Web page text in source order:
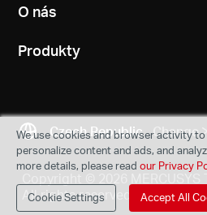
Store and Forward
127 x 60.3 x 22 mm
8 10/100/1000Mbps Ports,
Auto-MDI/MDIX
External Power Supply
9V/0.6A
O nás
Produkty
Czech Republic Change
All rights reserved.
We use cookies and browser activity
personalize content and ads, and
more details, please read our Privacy
Cookie Settings Accept All